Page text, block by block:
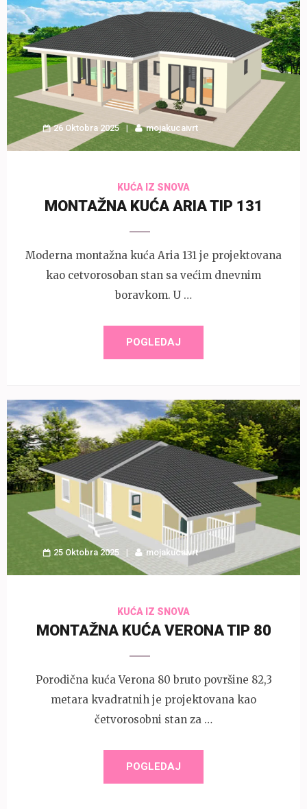
26 Oktobra 2025 mojakucaivrt
KUĆA IZ SNOVA
MONTAŽNA KUĆA ARIA TIP 131
Moderna montažna kuća Aria 131 je projektovana
kao cetvorosoban stan sa većim dnevnim
boravkom. U …
POGLEDAJ
25 Oktobra 2025 mojakucaivrt
KUĆA IZ SNOVA
MONTAŽNA KUĆA VERONA TIP 80
Porodična kuća Verona 80 bruto površine 82,3
metara kvadratnih je projektovana kao
četvorosobni stan za …
POGLEDAJ